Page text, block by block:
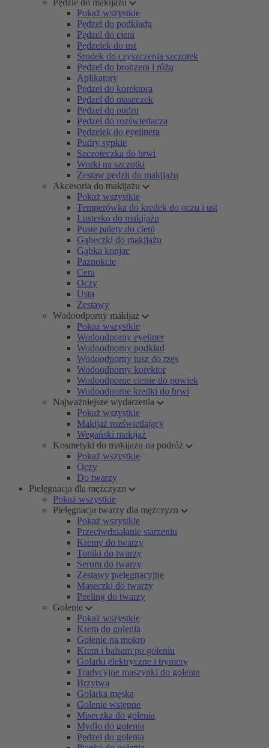
Pędzle do makijażu
Pokaż wszystkie
Pędzel do podkładu
Pędzel do cieni
Pędzelek do ust
Środek do czyszczenia szczotek
Pędzel do bronzera i różu
Aplikatory
Pędzel do korektora
Pędzel do maseczek
Pędzel do pudru
Pędzel do rozświetlacza
Pędzelek do eyelinera
Pudry sypkie
Szczoteczka do brwi
Worki na szczotki
Zestaw pędzli do makijażu
Akcesoria do makijażu
Pokaż wszystkie
Temperówka do kredek do oczu i ust
Lusterko do makijażu
Puste palety do cieni
Gąbeczki do makijażu
Gąbka konjac
Paznokcie
Cera
Oczy
Usta
Zestawy
Wodoodporny makijaż
Pokaż wszystkie
Wodoodporny eyeliner
Wodoodporny podkład
Wodoodporny tusz do rzęs
Wodoodporny korektor
Wodoodporne cienie do powiek
Wodoodporne kredki do brwi
Najważniejsze wydarzenia
Pokaż wszystkie
Makijaż rozświetlający
Wegański makijaż
Kosmetyki do makijażu na podróż
Pokaż wszystkie
Oczy
Do twarzy
Pielęgnacja dla mężczyzn
Pokaż wszystkie
Pielęgnacja twarzy dla mężczyzn
Pokaż wszystkie
Przeciwdziałanie starzeniu
Kremy do twarzy
Toniki do twarzy
Serum do twarzy
Zestawy pielęgnacyjne
Maseczki do twarzy
Peeling do twarzy
Golenie
Pokaż wszystkie
Krem do golenia
Golenie na mokro
Krem i balsam po goleniu
Golarki elektryczne i trymery
Tradycyjne maszynki do golenia
Brzytwa
Golarka męska
Golenie wstępne
Miseczka do golenia
Mydło do golenia
Pędzel do golenia